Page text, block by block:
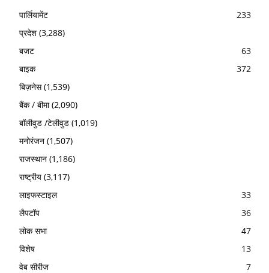
पार्लियामेंट
233
प्रदेश(3,288)
बजट
63
बाइक
372
बिज़नेस(1,539)
बैंक / बीमा(2,090)
बॉलीवुड /टेलीवुड (1,019)
मनोरंजन (1,507)
राजस्थान (1,186)
राष्ट्रीय (3,117)
लाइफस्टाइल
33
लैपटॉप
36
लोक सभा
47
विशेष
13
वेब सीरीज
7